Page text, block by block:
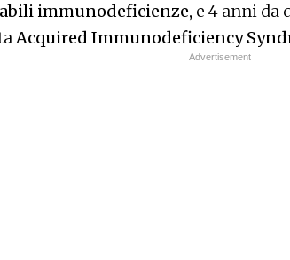
immunodeficienze, e 4 anni da
Acquired Immunodeficiency